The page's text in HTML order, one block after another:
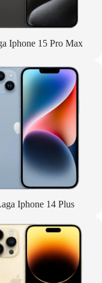
Iphone 15 Pro Max
Iphone 14 Plus